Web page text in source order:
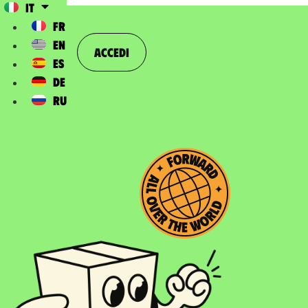
IT
FR
EN
ES
DE
RU
Accedi